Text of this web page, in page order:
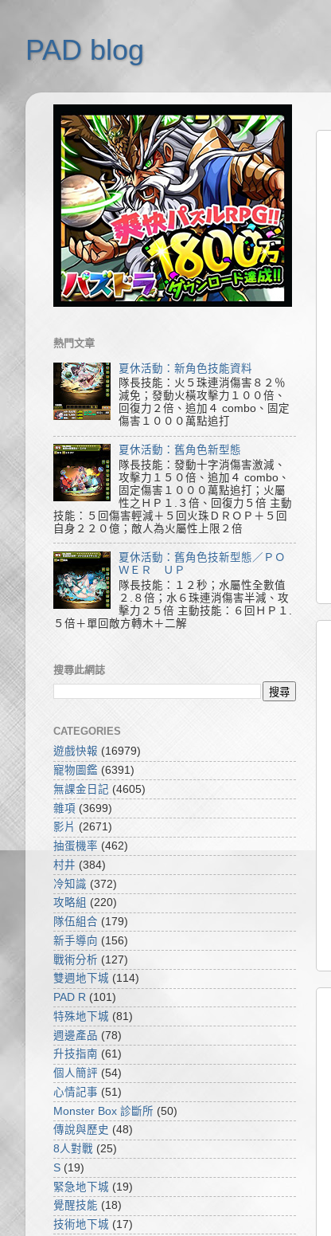
PAD blog
熱門文章
夏休活動：新角色技能資料
隊長技能：火５珠連消傷害８２％
減免；發動火橫攻擊力１００倍、
回復力２倍、追加４ combo、固定
傷害１０００萬點追打
夏休活動：舊角色新型態
隊長技能：發動十字消傷害激減、
攻擊力１５０倍、追加４ combo、
固定傷害１０００萬點追打；火屬
性之ＨＰ１.３倍、回復力５倍 主動
技能：５回傷害輕減＋５回火珠ＤＲＯＰ＋５回
自身２２０億；敵人為火屬性上限２倍
夏休活動：舊角色技新型態／ＰＯ
ＷＥＲ ＵＰ
隊長技能：１２秒；水屬性全數值
２.８倍；水６珠連消傷害半減、攻
擊力２５倍 主動技能：６回ＨＰ１.
５倍＋單回敵方轉木＋二解
搜尋此網誌
CATEGORIES
遊戲快報 (16979)
寵物圖鑑 (6391)
無課金日記 (4605)
雜項 (3699)
影片 (2671)
抽蛋機率 (462)
村井 (384)
冷知識 (372)
攻略組 (220)
隊伍組合 (179)
新手導向 (156)
戰術分析 (127)
雙週地下城 (114)
PAD R (101)
特殊地下城 (81)
週邊產品 (78)
升技指南 (61)
個人簡評 (54)
心情記事 (51)
Monster Box 診斷所 (50)
傳說與歷史 (48)
8人對戰 (25)
S (19)
緊急地下城 (19)
覺醒技能 (18)
技術地下城 (17)